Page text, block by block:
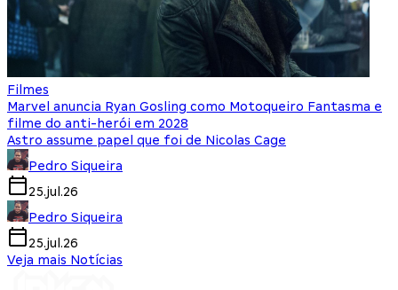
Filmes
Marvel anuncia Ryan Gosling como Motoqueiro Fantasma e
filme do anti-herói em 2028
Astro assume papel que foi de Nicolas Cage
Pedro Siqueira
25.jul.26
Pedro Siqueira
25.jul.26
Veja mais Notícias